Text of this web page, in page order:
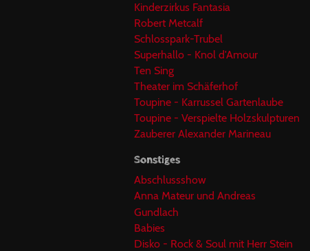
Kinderzirkus Fantasia
Robert Metcalf
Schlosspark-Trubel
Superhallo - Knol d'Amour
Ten Sing
Theater im Schäferhof
Toupine - Karrussel Gartenlaube
Toupine - Verspielte Holzskulpturen
Zauberer Alexander Marineau
Sonstiges
Abschlussshow
Anna Mateur und Andreas
Gundlach
Babies
Disko - Rock & Soul mit Herr Stein